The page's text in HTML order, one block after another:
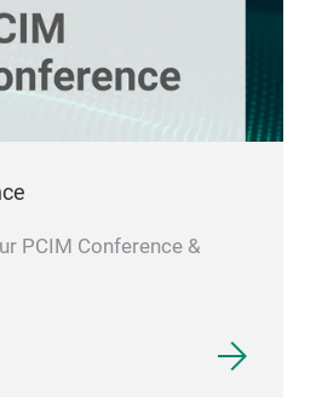
PCIM Conference &